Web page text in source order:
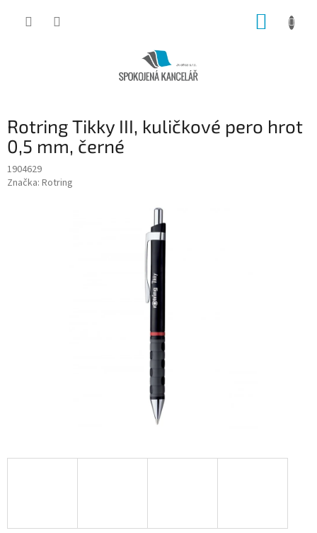
Rotring Tikky III, kuličkové pero hrot
0,5 mm, černé
1904629
Značka: Rotring